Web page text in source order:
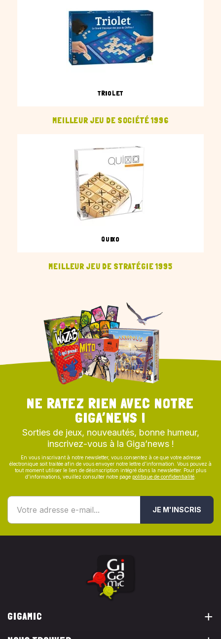
TRIOLET
MEILLEUR JEU DE SOCIÉTÉ 1996
QUIXO
MEILLEUR JEU DE STRATÉGIE 1995
NE RATEZ RIEN AVEC NOTRE
GIGA’NEWS !
Sorties de jeux, nouveautés, bonne humeur,
inscrivez-vous à la Giga’news !
En vous inscrivant à notre newsletter, vous consentez à ce que votre adresse
électronique soit traitée afin de vous envoyer notre lettre d’information. Vous pouvez à
tout moment utiliser le lien de désinscription intégré dans la newsletter. Pour plus
d’informations, veuillez consulter notre page politique de confidentialité
JE M'INSCRIS
GIGAMIC